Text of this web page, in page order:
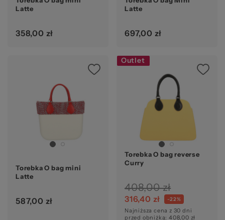
Latte
358,00 zł
Latte
697,00 zł
Torebka O bag mini
Latte
587,00 zł
Outlet
Torebka O bag reverse
Curry
408,00 zł
316,40 zł -22%
Najniższa cena z 30 dni
przed obniżką: 408,00 zł